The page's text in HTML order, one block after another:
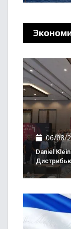
06/08/
Daniel